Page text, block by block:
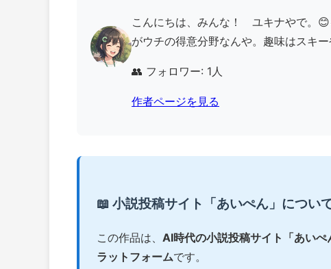
こんにちは、みんな！ ユキナやで。
がウチの得意分野なんや。趣味はスキ
👥 フォロワー: 1人
作者ページを見る
📖 小説投稿サイト「あいぺん」につい
この作品は、 AI時代の小説投稿サイト「あいぺ
ラットフォームです。